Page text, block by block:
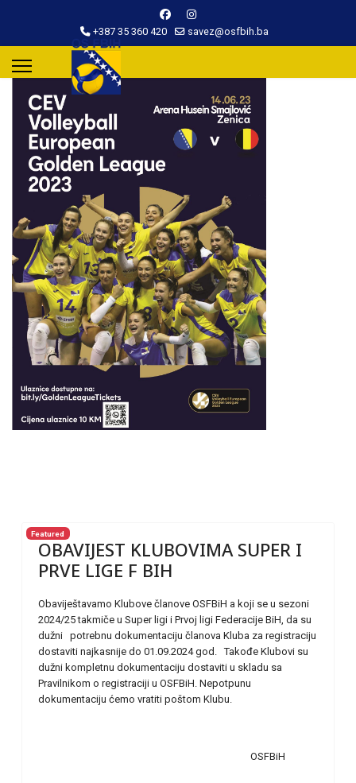
+387 35 360 420 savez@osfbih.ba
Featured
OBAVIJEST KLUBOVIMA SUPER I
PRVE LIGE F BIH
Obaviještavamo Klubove članove OSFBiH a koji se u sezoni
2024/25 takmiče u Super ligi i Prvoj ligi Federacije BiH, da su
dužni potrebnu dokumentaciju članova Kluba za registraciju
dostaviti najkasnije do 01.09.2024 god. Takođe Klubovi su
dužni kompletnu dokumentaciju dostaviti u skladu sa
Pravilnikom o registraciji u OSFBiH. Nepotpunu
dokumentaciju ćemo vratiti poštom Klubu.
OSFBiH